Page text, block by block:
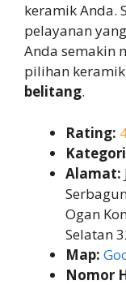
keramik Anda.
pelayanan
Anda semakin
pilihan
belitang.
Rating:
Alamat:
Ogan
Selatan
Map:
Nomor